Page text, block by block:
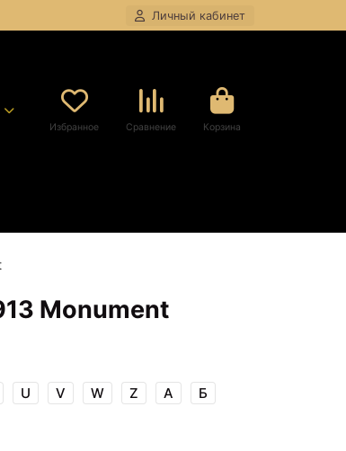
Личный кабинет
Избранное Сравнение Корзина
Monument
U V W Z А Б